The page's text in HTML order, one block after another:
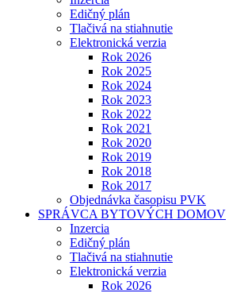
Edičný plán
Tlačivá na stiahnutie
Elektronická verzia
Rok 2026
Rok 2025
Rok 2024
Rok 2023
Rok 2022
Rok 2021
Rok 2020
Rok 2019
Rok 2018
Rok 2017
Objednávka časopisu PVK
SPRÁVCA BYTOVÝCH DOMOV
Inzercia
Edičný plán
Tlačivá na stiahnutie
Elektronická verzia
Rok 2026